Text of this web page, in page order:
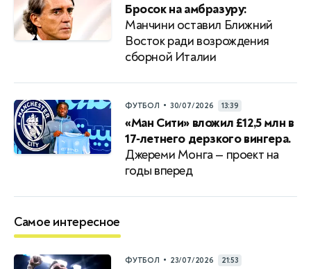
Бросок на амбразуру:
Манчини оставил Ближний
Восток ради возрождения
сборной Италии
ФУТБОЛ • 30/07/2026 13:39
«Ман Сити» вложил £12,5 млн в
17‑летнего дерзкого вингера.
Джереми Монга — проект на
годы вперед
Самое интересное
ФУТБОЛ • 23/07/2026 21:53